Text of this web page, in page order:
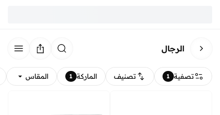
الرجال
تصفية 1 تصنيف الماركة 1 المقاس